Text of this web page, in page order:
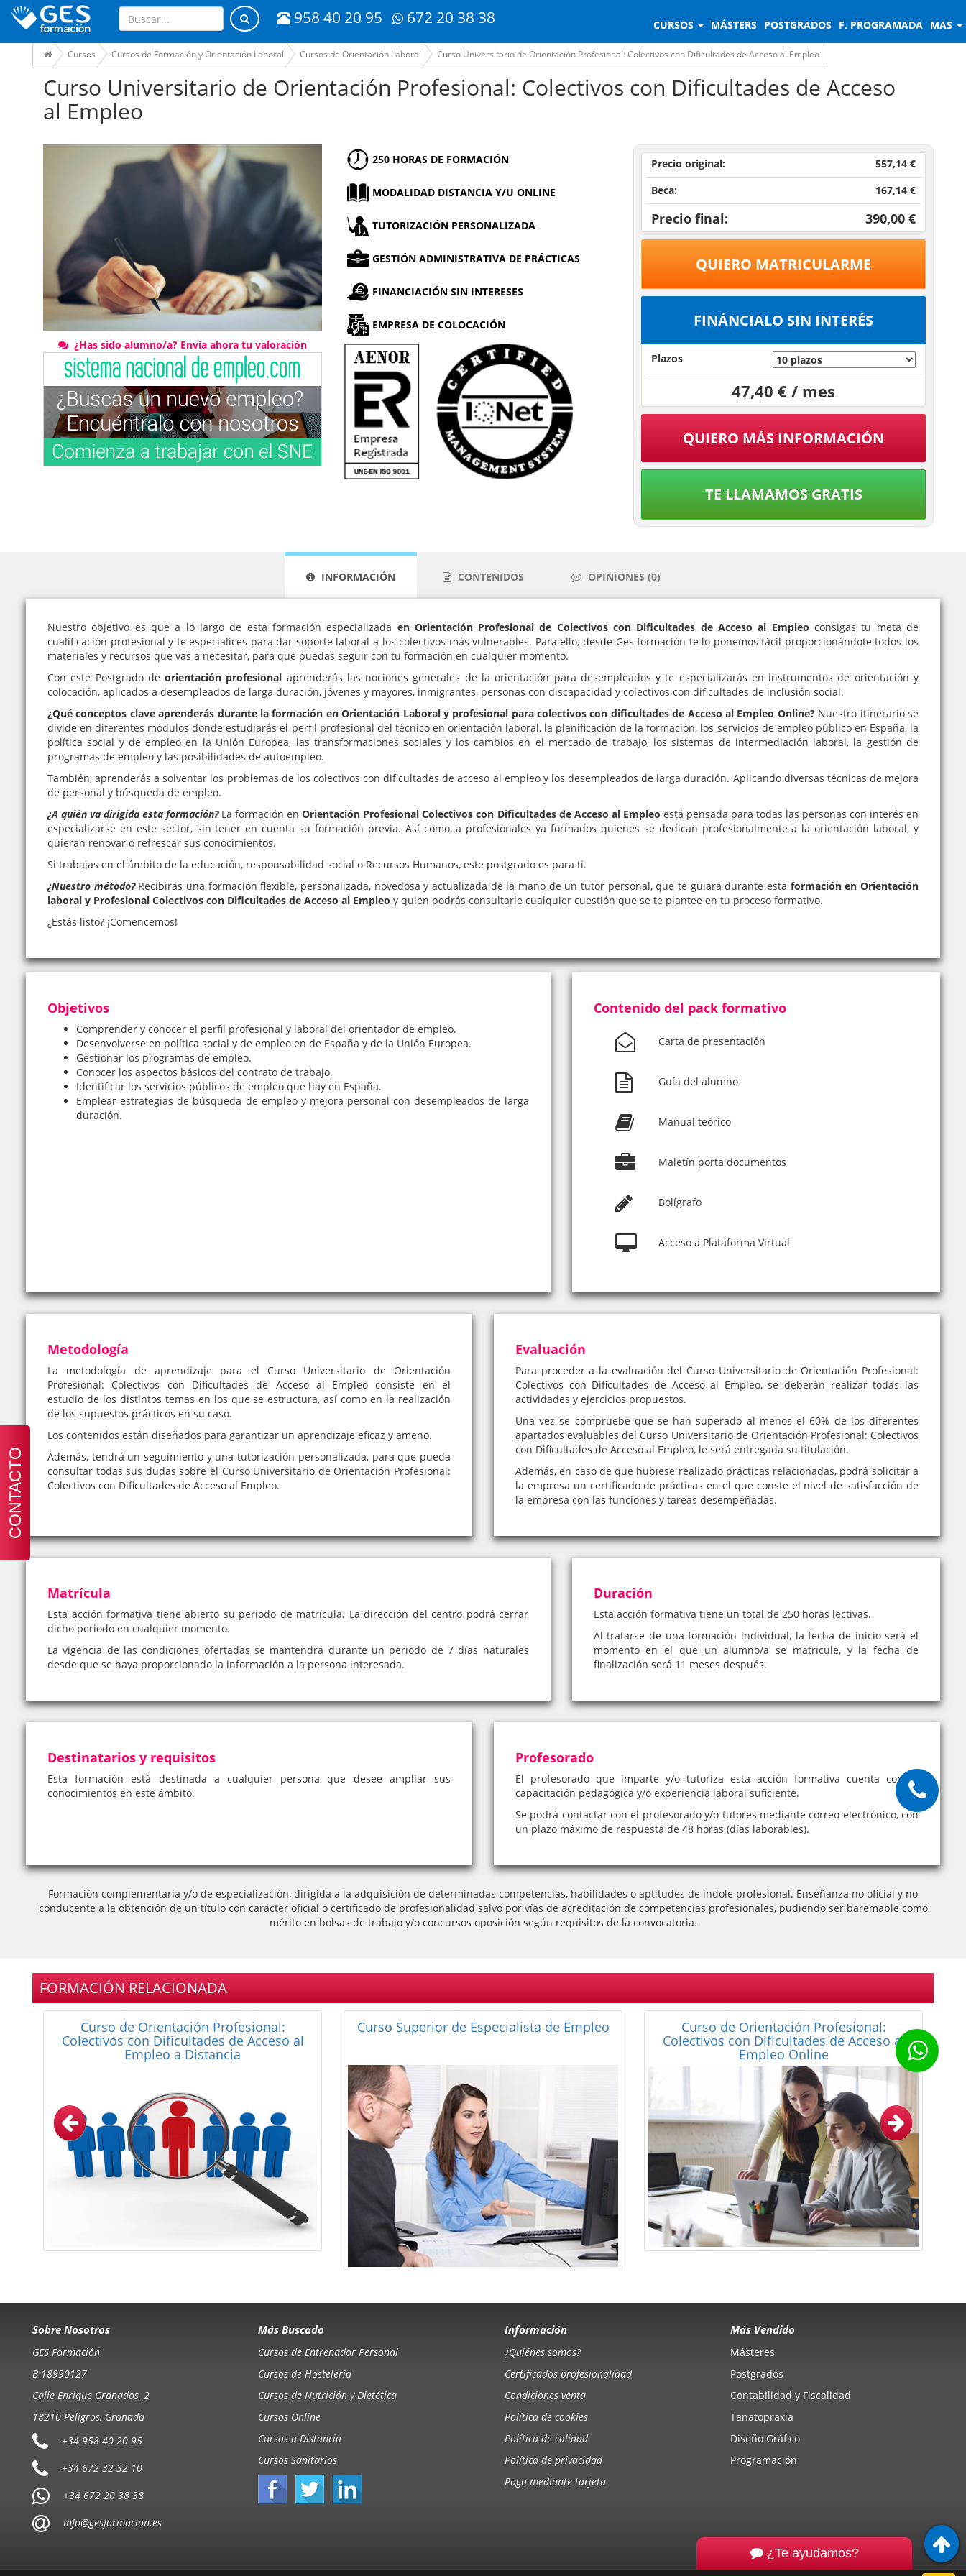
958 40 20 95 672 20 38 38 CURSOS MÁSTERS POSTGRADOS F. PROGRAMADA MAS
Cursos Cursos de Formación y Orientación Laboral Cursos de Orientación Laboral Curso Universitario de Orientación Profesional: Colectivos con Dificultades de Acceso al Empleo
Curso Universitario de Orientación Profesional: Colectivos con Dificultades de Acceso
al Empleo
¿Has sido alumno/a? Envía ahora tu valoración
Precio original:
557,14 €
Beca:
167,14 €
Precio final: 390,00 €
QUIERO MATRICULARME
FINÁNCIALO SIN INTERÉS
Plazos
47,40 € / mes
QUIERO MÁS INFORMACIÓN
TE LLAMAMOS GRATIS
250 HORAS DE FORMACIÓN
MODALIDAD DISTANCIA Y/U ONLINE
TUTORIZACIÓN PERSONALIZADA
GESTIÓN ADMINISTRATIVA DE PRÁCTICAS
FINANCIACIÓN SIN INTERESES
EMPRESA DE COLOCACIÓN
INFORMACIÓN CONTENIDOS OPINIONES (0)
Nuestro objetivo es que a lo largo de esta formación especializada en Orientación Profesional de Colectivos con Dificultades de Acceso al Empleo consigas tu meta de
cualificación profesional y te especialices para dar soporte laboral a los colectivos más vulnerables. Para ello, desde Ges formación te lo ponemos fácil proporcionándote todos los
materiales y recursos que vas a necesitar, para que puedas seguir con tu formación en cualquier momento.
Con este Postgrado deorientación profesional aprenderás las nociones generales de la orientación para desempleados y te especializarás en instrumentos de orientación y
colocación, aplicados a desempleados de larga duración, jóvenes y mayores, inmigrantes, personas con discapacidad y colectivos con dificultades de inclusión social.
¿Qué conceptos clave aprenderás durante la formación en Orientación Laboral y profesional para colectivos con dificultades de Acceso al Empleo Online? Nuestro itinerario se
divide en diferentes módulos donde estudiarás el perfil profesional del técnico en orientación laboral, la planificación de la formación, los servicios de empleo público en España, la
política social y de empleo en la Unión Europea, las transformaciones sociales y los cambios en el mercado de trabajo, los sistemas de intermediación laboral, la gestión de
programas de empleo y las posibilidades de autoempleo.
También, aprenderás a solventar los problemas de los colectivos con dificultades de acceso al empleo y los desempleados de larga duración. Aplicando diversas técnicas de mejora
de personal y búsqueda de empleo.
¿A quién va dirigida esta formación?La formación en Orientación Profesional Colectivos con Dificultades de Acceso al Empleo está pensada para todas las personas con interés en
especializarse en este sector, sin tener en cuenta su formación previa. Así como, a profesionales ya formados quienes se dedican profesionalmente a la orientación laboral, y
quieran renovar o refrescar sus conocimientos.
Si trabajas en el ámbito de la educación, responsabilidad social o Recursos Humanos, este postgrado es para ti.
¿Nuestro método?Recibirás una formación flexible, personalizada, novedosa y actualizada de la mano de un tutor personal, que te guiará durante esta formación en Orientación
laboral y Profesional Colectivos con Dificultades de Acceso al Empleo y quien podrás consultarle cualquier cuestión que se te plantee en tu proceso formativo.
¿Estás listo? ¡Comencemos!
Objetivos
Comprender y conocer el perfil profesional y laboral del orientador de empleo.
Desenvolverse en política social y de empleo en de España y de la Unión Europea.
Gestionar los programas de empleo.
Conocer los aspectos básicos del contrato de trabajo.
Identificar los servicios públicos de empleo que hay en España.
Emplear estrategias de búsqueda de empleo y mejora personal con desempleados de larga
duración.
Contenido del pack formativo
Carta de presentación
Guía del alumno
Manual teórico
Maletín porta documentos
Bolígrafo
Acceso a Plataforma Virtual
Metodología
La metodología de aprendizaje para el Curso Universitario de Orientación
Profesional: Colectivos con Dificultades de Acceso al Empleo consiste en el
estudio de los distintos temas en los que se estructura, así como en la realización
de los supuestos prácticos en su caso.
Los contenidos están diseñados para garantizar un aprendizaje eficaz y ameno.
Además, tendrá un seguimiento y una tutorización personalizada, para que pueda
consultar todas sus dudas sobre el Curso Universitario de Orientación Profesional:
Colectivos con Dificultades de Acceso al Empleo.
Evaluación
Para proceder a la evaluación del Curso Universitario de Orientación Profesional:
Colectivos con Dificultades de Acceso al Empleo, se deberán realizar todas las
actividades y ejercicios propuestos.
Una vez se compruebe que se han superado al menos el 60% de los diferentes
apartados evaluables del Curso Universitario de Orientación Profesional: Colectivos
con Dificultades de Acceso al Empleo, le será entregada su titulación.
Además, en caso de que hubiese realizado prácticas relacionadas, podrá solicitar a
la empresa un certificado de prácticas en el que conste el nivel de satisfacción de
la empresa con las funciones y tareas desempeñadas.
Matrícula
Esta acción formativa tiene abierto su periodo de matrícula. La dirección del centro podrá cerrar
dicho periodo en cualquier momento.
La vigencia de las condiciones ofertadas se mantendrá durante un periodo de 7 días naturales
desde que se haya proporcionado la información a la persona interesada.
Duración
Esta acción formativa tiene un total de 250 horas lectivas.
Al tratarse de una formación individual, la fecha de inicio será el
momento en el que un alumno/a se matricule, y la fecha de
finalización será 11 meses después.
Destinatarios y requisitos
Esta formación está destinada a cualquier persona que desee ampliar sus
conocimientos en este ámbito.
Profesorado
El profesorado que imparte y/o tutoriza esta acción formativa cuenta con la
capacitación pedagógica y/o experiencia laboral suficiente.
Se podrá contactar con el profesorado y/o tutores mediante correo electrónico, con
un plazo máximo de respuesta de 48 horas (días laborables).
Formación complementaria y/o de especialización, dirigida a la adquisición de determinadas competencias, habilidades o aptitudes de índole profesional. Enseñanza no oficial y no
conducente a la obtención de un título con carácter oficial o certificado de profesionalidad salvo por vías de acreditación de competencias profesionales, pudiendo ser baremable como
mérito en bolsas de trabajo y/o concursos oposición según requisitos de la convocatoria.
FORMACIÓN RELACIONADA
Curso de Búsqueda de Empleo Curso de Orientación Laboral Online Curso Superior de Orientación Profesional:
Colectivos con Dificultades de Acceso al
Empleo
Sobre Nosotros
GES Formación
B-18990127
Calle Enrique Granados, 2
18210 Peligros, Granada
+34 958 40 20 95
+34 672 32 32 10
+34 672 20 38 38
info@gesformacion.es
Más Buscado
Cursos de Entrenador Personal
Cursos de Hostelería
Cursos de Nutrición y Dietética
Cursos Online
Cursos a Distancia
Cursos Sanitarios
Información
¿Quiénes somos?
Certificados profesionalidad
Condiciones venta
Política de cookies
Política de calidad
Política de privacidad
Pago mediante tarjeta
Más Vendido
Másteres
Postgrados
Contabilidad y Fiscalidad
Tanatopraxia
Diseño Gráfico
Programación
CONTACTO
¿Te ayudamos?